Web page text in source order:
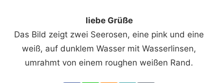
liebe Grüße
Das Bild zeigt zwei Seerosen, eine pink und eine
weiß, auf dunklem Wasser mit Wasserlinsen,
umrahmt von einem roughen weißen Rand.